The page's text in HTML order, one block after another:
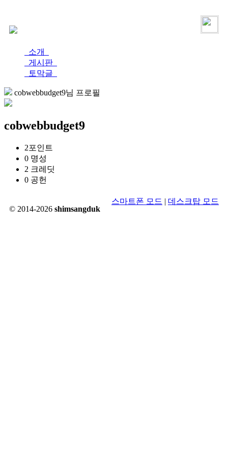
소개
게시판
토막글
cobwebbudget9님 프로필
cobwebbudget9
2포인트
0 명성
2 크레딧
0 공헌
© 2014-2026 shimsangduk
스마트폰 모드 | 데스크탑 모드